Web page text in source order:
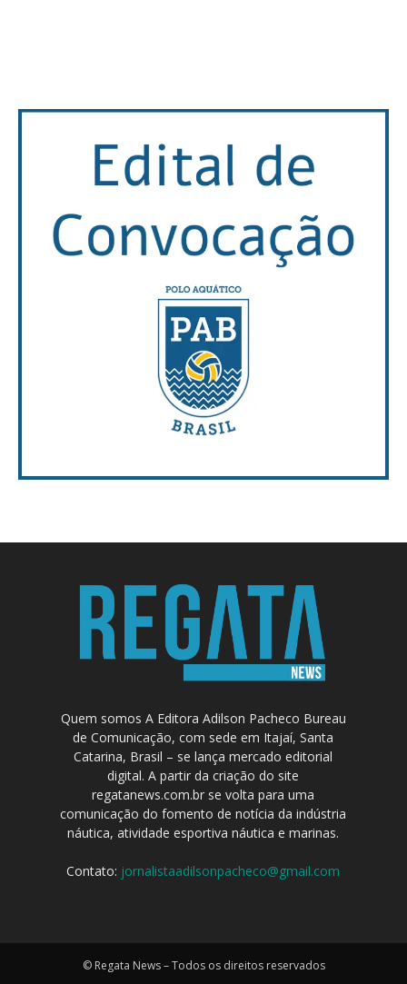
Quem somos A Editora Adilson Pacheco Bureau
de Comunicação, com sede em Itajaí, Santa
Catarina, Brasil – se lança mercado editorial
digital. A partir da criação do site
regatanews.com.br se volta para uma
comunicação do fomento de notícia da indústria
náutica, atividade esportiva náutica e marinas.
Contato: jornalistaadilsonpacheco@gmail.com
© Regata News – Todos os direitos reservados